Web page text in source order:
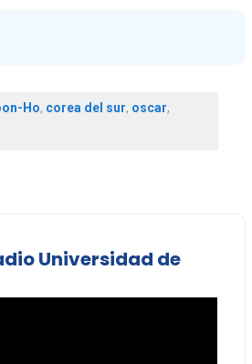
Ho, corea del sur, oscar,
Universidad de